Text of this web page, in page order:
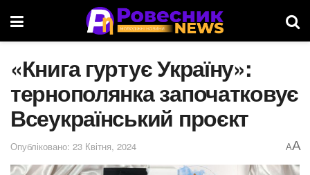
«Книга гуртує Україну»:
тернополянка започатковує
Всеукраїнський проєкт
Опубліковано: 23 Квітня, 2024 AA